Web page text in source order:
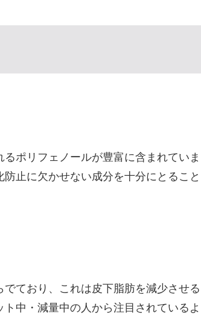
ポリフェノールが豊富に含まれていま
止に欠かせない成分を十分にとること
ており、これは皮下脂肪を減少させる
中・減量中の人から注目されているよ